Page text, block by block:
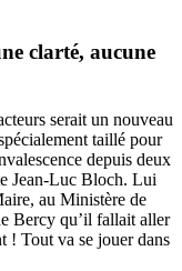
clarté, aucune
serait un nouveau
taillé pour
depuis deux
Jean-Luc Bloch. Lui
au Ministère de
Bercy qu’il fallait aller
! Tout va se jouer dans